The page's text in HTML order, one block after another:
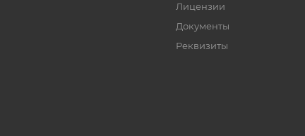
Лицензии
Документы
Реквизиты